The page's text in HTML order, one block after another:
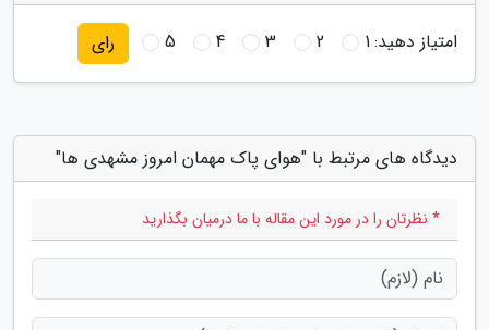
امتیاز دهید:1
2
3
4
5 رای
دیدگاه های مرتبط با "هوای پاک مهمان امروز مشهدی ها"
* نظرتان را در مورد این مقاله با ما درمیان بگذارید